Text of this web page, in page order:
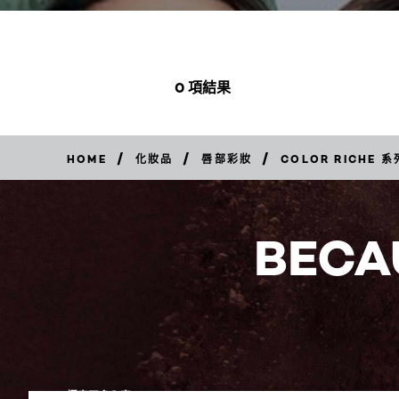
0 項結果
HOME / 化妝品 / 唇部彩妝 / COLOR RICHE 系